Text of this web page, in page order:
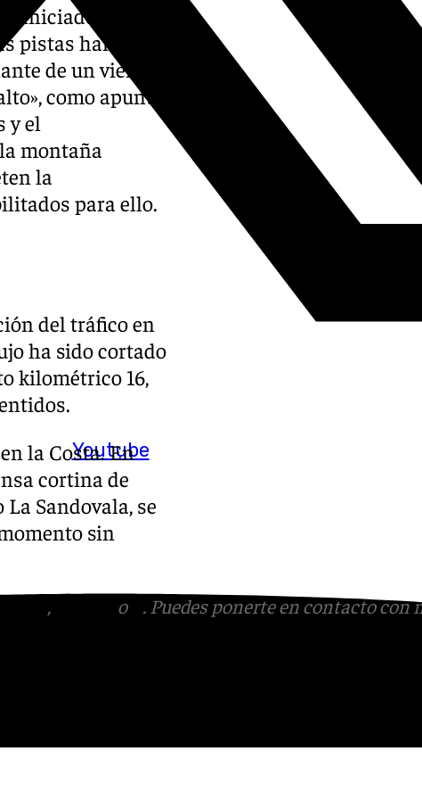
Youtube
iniciado este
pistas han
de un viento
como apunta
y el
montaña
la
para ello.
del tráfico en
ha sido cortado
kilométrico 16,
la Costa. En
cortina de
La Sandovala, se
sin
, o
. Puedes ponerte en contacto con